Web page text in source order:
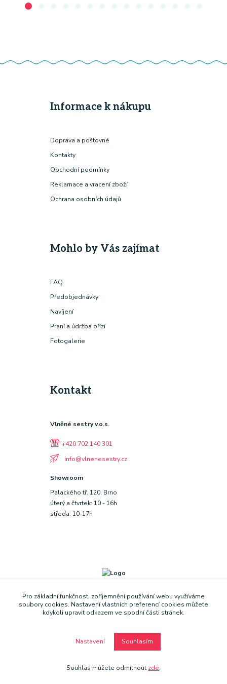
Informace k nákupu
Doprava a poštovné
Kontakty
Obchodní podmínky
Reklamace a vracení zboží
Ochrana osobních údajů
Mohlo by Vás zajímat
FAQ
Předobjednávky
Navíjení
Praní a údržba přízí
Fotogalerie
Kontakt
Vlněné sestry v.o.s.
+420 702 140 301
info@vlnenesestry.cz
Showroom
Palackého tř. 120, Brno
úterý a čtvrtek: 10 - 16h
středa: 10-17h
Vytvořeno na
Eshop-rychle.cz
Pro základní funkčnost, zpříjemnění používání webu využíváme
soubory cookies. Nastavení vlastních preferencí cookies můžete
kdykoli upravit odkazem ve spodní části stránek.
Nastavení Souhlasím
Souhlas můžete odmítnout zde.